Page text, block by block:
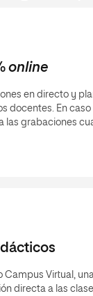
online
en directo y
docentes. En caso
las grabaciones
Campus Virtual,
directa a las